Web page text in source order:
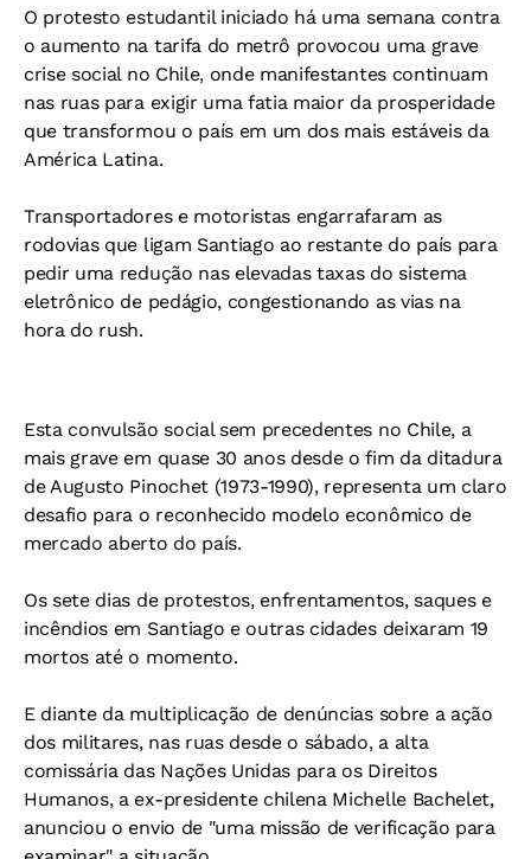
O protesto estudantil iniciado há uma semana contra
o aumento na tarifa do metrô provocou uma grave
crise social no Chile, onde manifestantes continuam
nas ruas para exigir uma fatia maior da prosperidade
que transformou o país em um dos mais estáveis da
América Latina.
Transportadores e motoristas engarrafaram as
rodovias que ligam Santiago ao restante do país para
pedir uma redução nas elevadas taxas do sistema
eletrônico de pedágio, congestionando as vias na
hora do rush.
Esta convulsão social sem precedentes no Chile, a
mais grave em quase 30 anos desde o fim da ditadura
de Augusto Pinochet (1973-1990), representa um claro
desafio para o reconhecido modelo econômico de
mercado aberto do país.
Os sete dias de protestos, enfrentamentos, saques e
incêndios em Santiago e outras cidades deixaram 19
mortos até o momento.
E diante da multiplicação de denúncias sobre a ação
dos militares, nas ruas desde o sábado, a alta
comissária das Nações Unidas para os Direitos
Humanos, a ex-presidente chilena Michelle Bachelet,
anunciou o envio de "uma missão de verificação para